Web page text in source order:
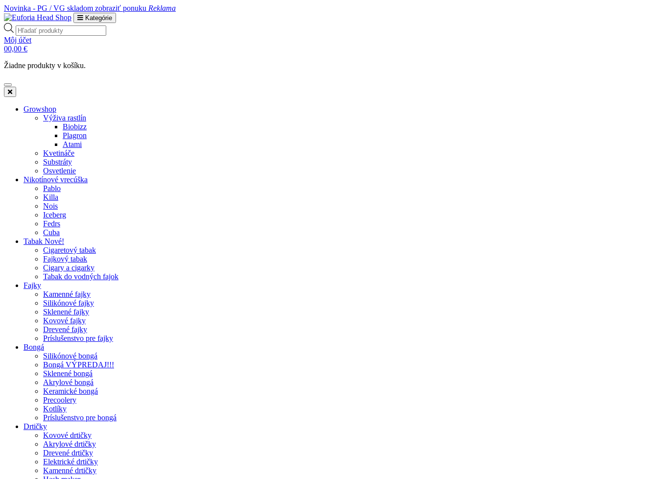
Novinka - PG / VG skladom zobraziť ponuku Reklama
Kategórie
Products
search
Môj účet
00,00 €
Žiadne produkty v košíku.
Growshop
Výživa rastlín
Biobizz
Plagron
Atami
Kvetináče
Substráty
Osvetlenie
Nikotínové vrecúška
Pablo
Killa
Nois
Iceberg
Fedrs
Cuba
Tabak Nové!
Cigaretový tabak
Fajkový tabak
Cigary a cigarky
Tabak do vodných fajok
Fajky
Kamenné fajky
Silikónové fajky
Sklenené fajky
Kovové fajky
Drevené fajky
Príslušenstvo pre fajky
Bongá
Silikónové bongá
Bongá VÝPREDAJ!!!
Sklenené bongá
Akrylové bongá
Keramické bongá
Precoolery
Kotlíky
Príslušenstvo pre bongá
Drtičky
Kovové drtičky
Akrylové drtičky
Drevené drtičky
Elektrické drtičky
Kamenné drtičky